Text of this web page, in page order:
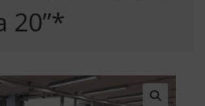
20”*